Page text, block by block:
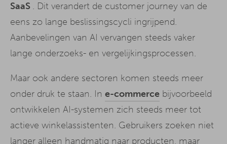
SaaS . Dit verandert de customer journey van de
eens zo lange beslissingscycli ingrijpend.
Aanbevelingen van AI vervangen steeds vaker
lange onderzoeks- en vergelijkingsprocessen.
Maar ook andere sectoren komen steeds meer
onder druk te staan. In e-commerce bijvoorbeeld
ontwikkelen AI-systemen zich steeds meer tot
actieve winkelassistenten. Gebruikers zoeken niet
langer alleen handmatig naar producten, maar